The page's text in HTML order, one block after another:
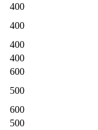
400
400
400
400
600
500
600
500